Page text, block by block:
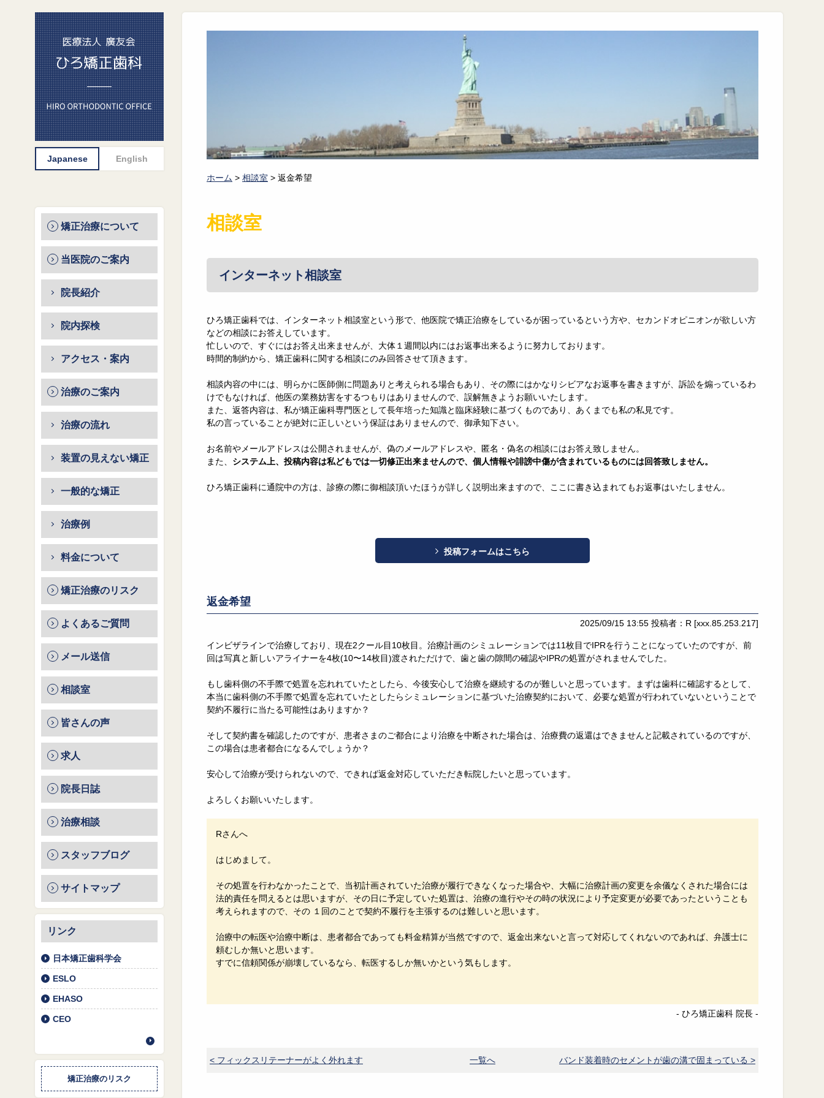
矯正治療について
当医院のご案内
院長紹介
院内探検
アクセス・案内
治療のご案内
治療の流れ
装置の見えない矯正
一般的な矯正
治療例
料金について
矯正治療のリスク
よくあるご質問
メール送信
相談室
皆さんの声
求人
院長日誌
治療相談
スタッフブログ
サイトマップ
リンク
日本矯正歯科学会
ESLO
EHASO
CEO
矯正治療のリスク
ホーム > 相談室 > 返金希望
相談室
インターネット相談室
ひろ矯正歯科では、インターネット相談室という形で、他医院で矯正治療をしているが困っているという方や、セカンドオピニオンが欲しい方
などの相談にお答えしています。
忙しいので、すぐにはお答え出来ませんが、大体１週間以内にはお返事出来るように努力しております。
時間的制約から、矯正歯科に関する相談にのみ回答させて頂きます。
相談内容の中には、明らかに医師側に問題ありと考えられる場合もあり、その際にはかなりシビアなお返事を書きますが、訴訟を煽っているわ
けでもなければ、他医の業務妨害をするつもりはありませんので、誤解無きようお願いいたします。
また、返答内容は、私が矯正歯科専門医として長年培った知識と臨床経験に基づくものであり、あくまでも私の私見です。
私の言っていることが絶対に正しいという保証はありませんので、御承知下さい。
お名前やメールアドレスは公開されませんが、偽のメールアドレスや、匿名・偽名の相談にはお答え致しません。
また、 システム上、投稿内容は私どもでは一切修正出来ませんので、個人情報や誹謗中傷が含まれているものには回答致しません。
ひろ矯正歯科に通院中の方は、診療の際に御相談頂いたほうが詳しく説明出来ますので、ここに書き込まれてもお返事はいたしません。
投稿フォームはこちら
返金希望
2025/09/15 13:55 投稿者：R [xxx.85.253.217]
インビザラインで治療しており、現在2クール目10枚目。治療計画のシミュレーションでは11枚目でIPRを行うことになっていたのですが、前
回は写真と新しいアライナーを4枚(10〜14枚目)渡されただけで、歯と歯の隙間の確認やIPRの処置がされませんでした。
もし歯科側の不手際で処置を忘れれていたとしたら、今後安心して治療を継続するのが難しいと思っています。まずは歯科に確認するとして、
本当に歯科側の不手際で処置を忘れていたとしたらシミュレーションに基づいた治療契約において、必要な処置が行われていないということで
契約不履行に当たる可能性はありますか？
そして契約書を確認したのですが、患者さまのご都合により治療を中断された場合は、治療費の返還はできませんと記載されているのですが、
この場合は患者都合になるんでしょうか？
安心して治療が受けられないので、できれば返金対応していただき転院したいと思っています。
よろしくお願いいたします。
Rさんへ
はじめまして。
その処置を行わなかったことで、当初計画されていた治療が履行できなくなった場合や、大幅に治療計画の変更を余儀なくされた場合には
法的責任を問えるとは思いますが、その日に予定していた処置は、治療の進行やその時の状況により予定変更が必要であったということも
考えられますので、その １回のことで契約不履行を主張するのは難しいと思います。
治療中の転医や治療中断は、患者都合であっても料金精算が当然ですので、返金出来ないと言って対応してくれないのであれば、弁護士に
頼むしか無いと思います。
すでに信頼関係が崩壊しているなら、転医するしか無いかという気もします。
- ひろ矯正歯科 院長 -
< フィックスリテーナーがよく外れます 一覧へ バンド装着時のセメントが歯の溝で固まっている >